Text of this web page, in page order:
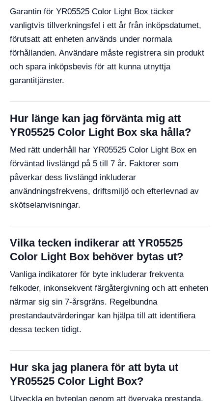
Garantin för YR05525 Color Light Box täcker
vanligtvis tillverkningsfel i ett år från inköpsdatumet,
förutsatt att enheten används under normala
förhållanden. Användare måste registrera sin produkt
och spara inköpsbevis för att kunna utnyttja
garantitjänster.
Hur länge kan jag förvänta mig att
YR05525 Color Light Box ska hålla?
Med rätt underhåll har YR05525 Color Light Box en
förväntad livslängd på 5 till 7 år. Faktorer som
påverkar dess livslängd inkluderar
användningsfrekvens, driftsmiljö och efterlevnad av
skötselanvisningar.
Vilka tecken indikerar att YR05525
Color Light Box behöver bytas ut?
Vanliga indikatorer för byte inkluderar frekventa
felkoder, inkonsekvent färgåtergivning och att enheten
närmar sig sin 7-årsgräns. Regelbundna
prestandautvärderingar kan hjälpa till att identifiera
dessa tecken tidigt.
Hur ska jag planera för att byta ut
YR05525 Color Light Box?
Utveckla en byteplan genom att övervaka prestanda,